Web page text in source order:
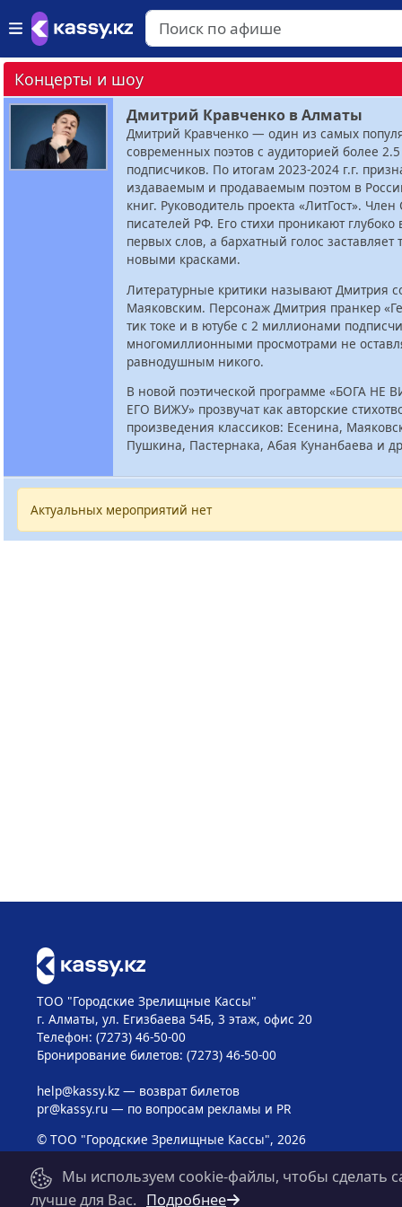
Концерты и шоу
Дмитрий Кравченко в Алматы
Дмитрий Кравченко — один из самых
современных поэтов с аудиторией более
подписчиков. По итогам 2023-2024 г.г.
издаваемым и продаваемым поэтом в
книг. Руководитель проекта «ЛитГост».
писателей РФ. Его стихи проникают глубоко
первых слов, а бархатный голос заставляет
новыми красками.
Литературные критики называют Дмитрия
Маяковским. Персонаж Дмитрия пранкер
тик токе и в ютубе с 2 миллионами
многомиллионными просмотрами не
равнодушным никого.
В новой поэтической программе «БОГА НЕ
ЕГО ВИЖУ» прозвучат как авторские
произведения классиков: Есенина,
Пушкина, Пастернака, Абая Кунанбаева и
Актуальных мероприятий нет
ТОО "Городские Зрелищные Кассы"
г. Алматы, ул. Егизбаева 54Б, 3 этаж, офис 20
Телефон: (7273) 46-50-00
Бронирование билетов: (7273) 46-50-00
help@kassy.kz— возврат билетов
pr@kassy.ru— по вопросам рекламы и PR
© ТОО "Городские Зрелищные Кассы", 2026
Мы используем cookie-файлы, чтобы сделать
лучше для Вас. Подробнее